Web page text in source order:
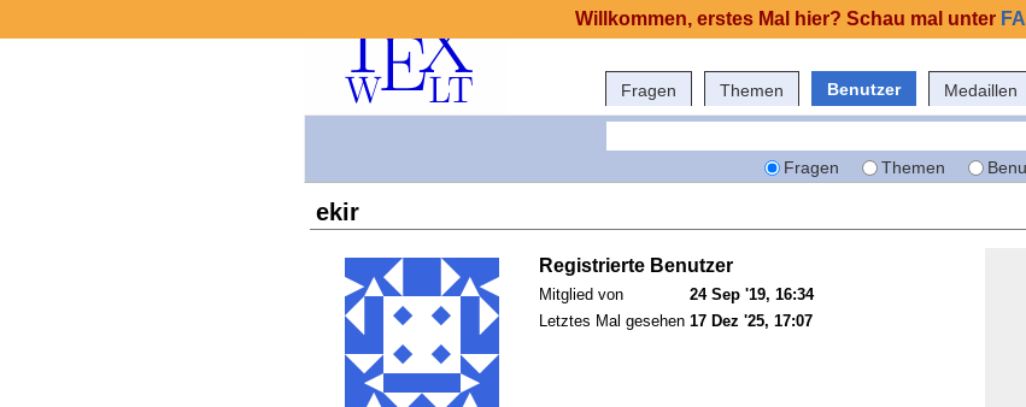
Fragen Themen Benutzer Medaillen
Fragen Themen
ekir
Registrierte Benutzer
Mitglied von
24 Sep '19, 16:34
Letztes Mal gesehen 17 Dez '25, 17:07
Willkommen, erstes Mal hier? Schau mal unter